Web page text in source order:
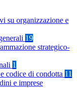
su organizzazione e
19
strategico-
1
codice di condotta 11
e imprese